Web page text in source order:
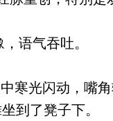
语气吞吐。
寒光闪动，嘴
到了凳子下。